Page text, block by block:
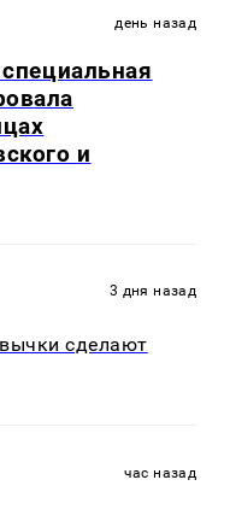
день назад
и
3 дня назад
сделают
час назад